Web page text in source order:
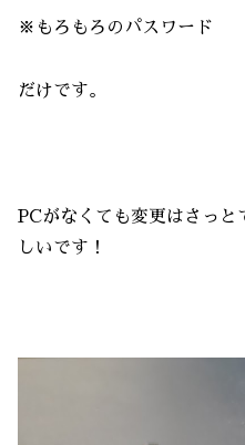
※もろもろのパスワード
だけです。
PCがなくても変更はさっ
しいです！